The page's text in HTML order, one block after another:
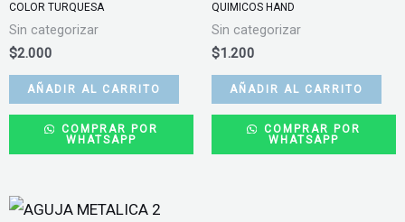
COLOR TURQUESA
Sin categorizar
$2.000
AÑADIR AL CARRITO
COMPRAR POR
WHATSAPP
QUIMICOS HAND
Sin categorizar
$1.200
AÑADIR AL CARRITO
COMPRAR POR
WHATSAPP